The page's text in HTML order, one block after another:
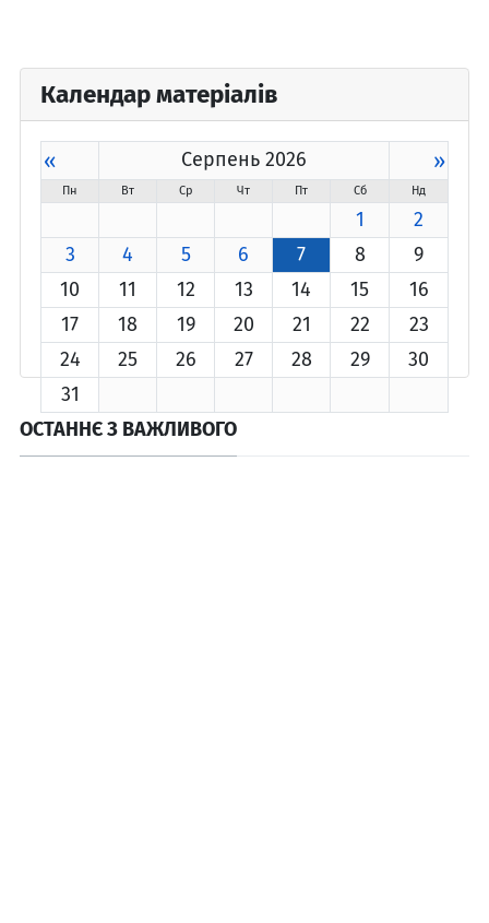
Календар матеріалів
« Серпень 2026 »
Пн Вт Ср Чт Пт Сб Нд
1
2
3
4 5 6 7 8
9
10
11 12 13 14 15
16
17
18 19 20 21 22
23
24
25 26 27 28 29
30
31
ОСТАННЄ З ВАЖЛИВОГО